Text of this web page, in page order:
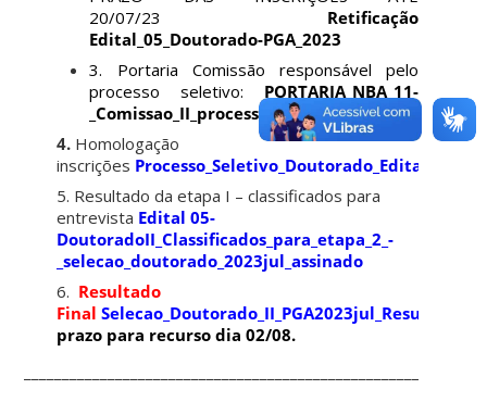
20/07/23 Retificação
Edital_05_Doutorado-PGA_2023
3. Portaria Comissão responsável pelo
processo seletivo: PORTARIA_NBA_11-
_Comissao_II_processo_seletivo_doutorado_2023
4. Homologação
inscrições
5. Resultado da etapa I – classificados para
entrevista Edital 05-
DoutoradoII_Classificados_para_etapa_2_-
_selecao_doutorado_2023jul_assinado
6. Resultado
Final
prazo para recurso dia 02/08.